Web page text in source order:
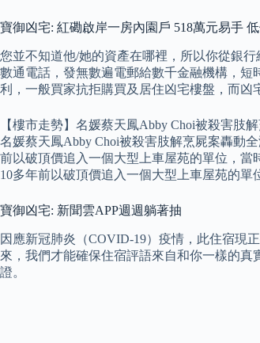
寶御凶宅: 紅磡啟岸一房內園戶 518萬元易手
您並不知道他/她的資產在哪裡，所以你從銀
數通電話，發無數遍電郵給數千金融機構，短
利，一般買家抗拒購買及居住凶宅樓盤，而凶
【樓市走勢】名媛蔡天鳳Abby Choi被殺害肢
名媛蔡天鳳Abby Choi被殺害肢解烹屍案轟動
前以破頂價追入一個大型上車屋苑的單位，
10多年前以破頂價追入一個大型上車屋苑的
寶御凶宅: 新聞雲APP週週躺著抽
因應新冠肺炎（COVID-19）疫情，此住宿現
來，我們才能確保住宿評語來自和你一樣的
證。